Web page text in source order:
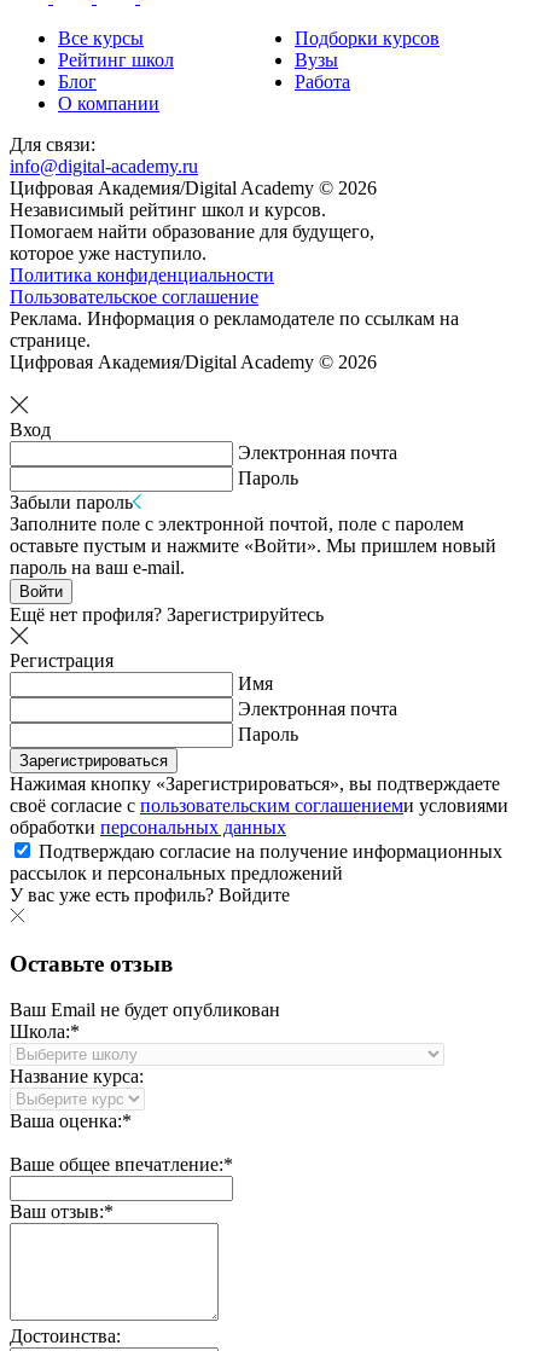
Все курсы
Подборки курсов
Рейтинг школ
Вузы
Блог
Работа
О компании
Для связи:
info@digital-academy.ru
Цифровая Академия/Digital Academy © 2026
Независимый рейтинг школ и курсов.
Помогаем найти образование для будущего,
которое уже наступило.
Политика конфиденциальности
Пользовательское соглашение
Реклама. Информация о рекламодателе по ссылкам на
странице.
Цифровая Академия/Digital Academy © 2026
Вход
Электронная почта
Пароль
Забыли пароль
Заполните поле с электронной почтой, поле с паролем
оставьте пустым и нажмите «Войти». Мы пришлем новый
пароль на ваш e-mail.
Войти
Ещё нет профиля? Зарегистрируйтесь
Регистрация
Имя
Электронная почта
Пароль
Зарегистрироваться
Нажимая кнопку «Зарегистрироваться», вы подтверждаете
своё согласие с пользовательским соглашениеми условиями
обработки персональных данных
Подтверждаю согласие на получение информационных
рассылок и персональных предложений
У вас уже есть профиль? Войдите
Оставьте отзыв
Ваш Email не будет опубликован
Школа:*
Название курса:
Ваша оценка:*
Ваше общее впечатление:*
Ваш отзыв:*
Достоинства: